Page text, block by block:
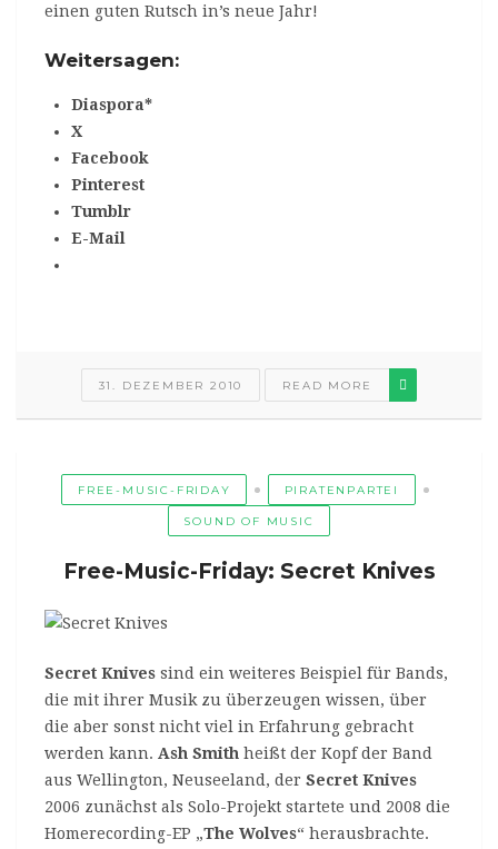
einen guten Rutsch in’s neue Jahr!
Weitersagen:
Diaspora*
X
Facebook
Pinterest
Tumblr
E-Mail
31. DEZEMBER 2010 READ MORE
FREE-MUSIC-FRIDAY PIRATENPARTEI
SOUND OF MUSIC
Free-Music-Friday: Secret Knives
Secret Knives sind ein weiteres Beispiel für Bands,
die mit ihrer Musik zu überzeugen wissen, über
die aber sonst nicht viel in Erfahrung gebracht
werden kann. Ash Smith heißt der Kopf der Band
aus Wellington, Neuseeland, der Secret Knives
2006 zunächst als Solo-Projekt startete und 2008 die
Homerecording-EP „The Wolves“ herausbrachte.